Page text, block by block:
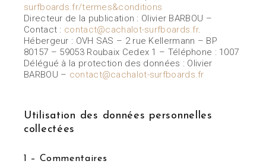
surfboards.fr/termes&conditions
Directeur de la publication : Olivier BARBOU –
Contact : contact@cachalot-surfboards.fr.
Hébergeur : OVH SAS – 2 rue Kellermann – BP
80157 – 59053 Roubaix Cedex 1 – Téléphone : 1007
Délégué à la protection des données : Olivier
BARBOU – contact@cachalot-surfboards.fr
Utilisation des données personnelles
collectées
1 – Commentaires